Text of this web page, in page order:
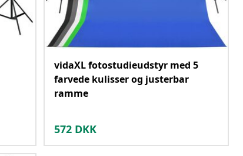
vidaXL fotostudieudstyr med 5
farvede kulisser og justerbar
ramme
572 DKK